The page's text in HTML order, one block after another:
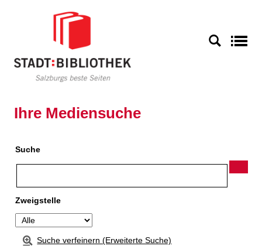
Ihre Mediensuche
Suche
Zweigstelle
Suche verfeinern (Erweiterte Suche)